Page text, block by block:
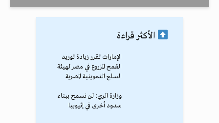
الأكثر قراءة
الإمارات تقرر زيادة توريد
القمح المزروع في مصر لهيئة
السلع التموينية المصرية
وزارة الري: لن نسمح ببناء
سدود أخرى في إثيوبيا